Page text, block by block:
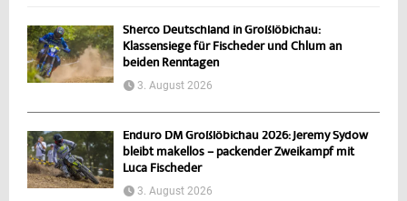
Sherco Deutschland in Großlöbichau:
Klassensiege für Fischeder und Chlum an
beiden Renntagen
3. August 2026
Enduro DM Großlöbichau 2026: Jeremy Sydow
bleibt makellos – packender Zweikampf mit
Luca Fischeder
3. August 2026